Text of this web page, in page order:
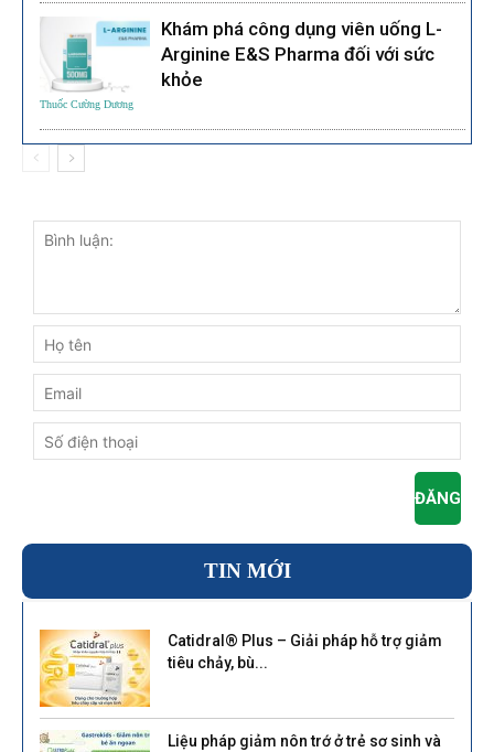
Thuốc Cường Dương
Khám phá công dụng viên uống L-
Arginine E&S Pharma đối với sức
khỏe
TIN MỚI
Catidral® Plus – Giải pháp hỗ trợ giảm
tiêu chảy, bù...
Liệu pháp giảm nôn trớ ở trẻ sơ sinh và